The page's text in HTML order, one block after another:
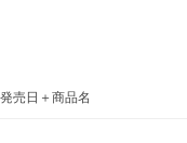
発売日＋商品名